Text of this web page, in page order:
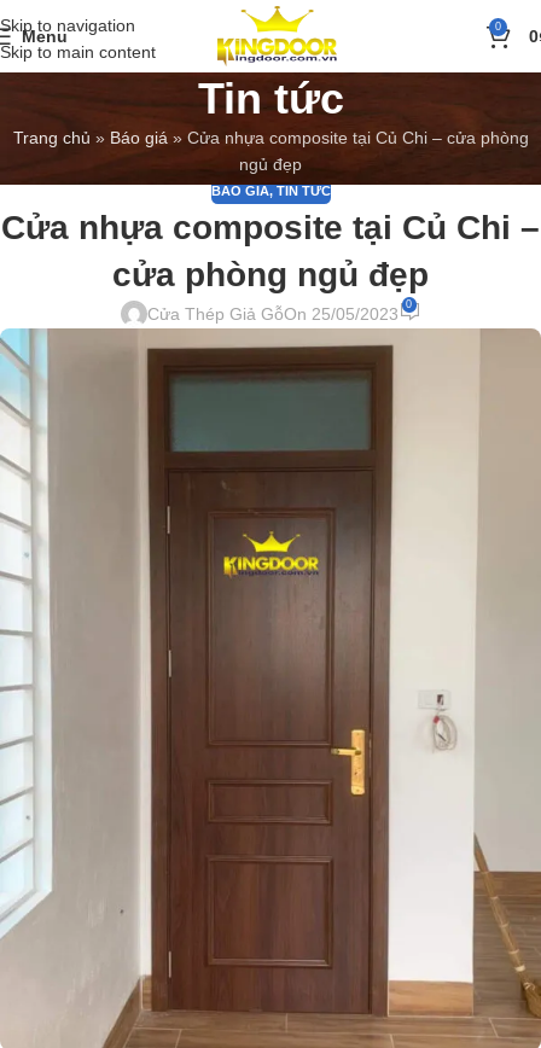
Skip to navigation
Skip to main content
Menu 0 0
Tin tức
Trang chủ » Báo giá » Cửa nhựa composite tại Củ Chi – cửa phòng
ngủ đẹp
BÁO GIÁ, TIN TỨC
Cửa nhựa composite tại Củ Chi –
cửa phòng ngủ đẹp
Cửa Thép Giả GỗOn 25/05/2023 0